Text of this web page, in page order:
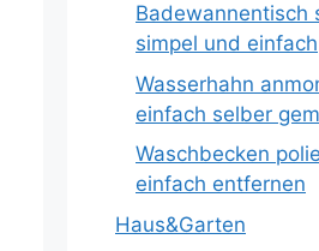
Badewannentisch
simpel und einfach
Wasserhahn
einfach selber
Waschbecken
einfach entfernen
Haus&Garten